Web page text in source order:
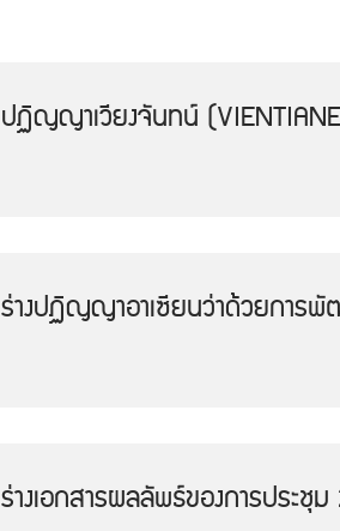
ปฏิญญาเวียงจันทน์ (VIENTIANE
ร่างปฏิญญาอาเซียนว่าด้วยการพั
ร่างเอกสารผลลัพธ์ของการประชุ